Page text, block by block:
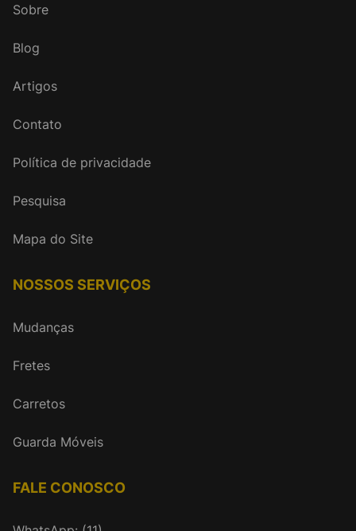
Sobre
Blog
Artigos
Contato
Política de privacidade
Pesquisa
Mapa do Site
NOSSOS SERVIÇOS
Mudanças
Fretes
Carretos
Guarda Móveis
FALE CONOSCO